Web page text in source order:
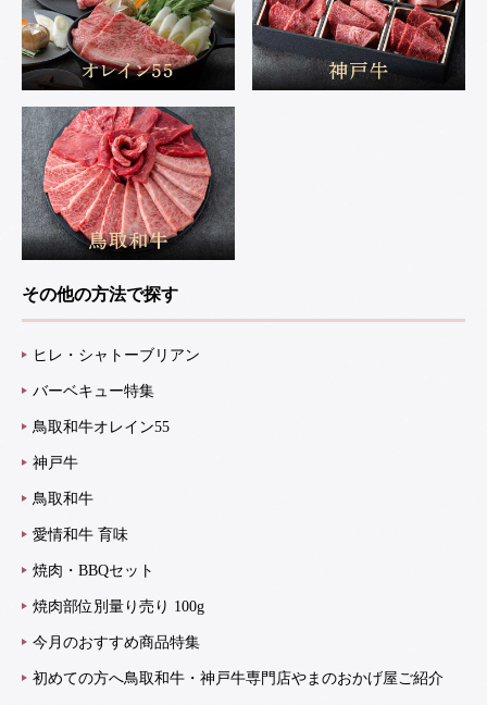
その他の方法で探す
ヒレ・シャトーブリアン
バーベキュー特集
鳥取和牛オレイン55
神戸牛
鳥取和牛
愛情和牛 育味
焼肉・BBQセット
焼肉部位別量り売り 100g
今月のおすすめ商品特集
初めての方へ鳥取和牛・神戸牛専門店やまのおかげ屋ご紹介